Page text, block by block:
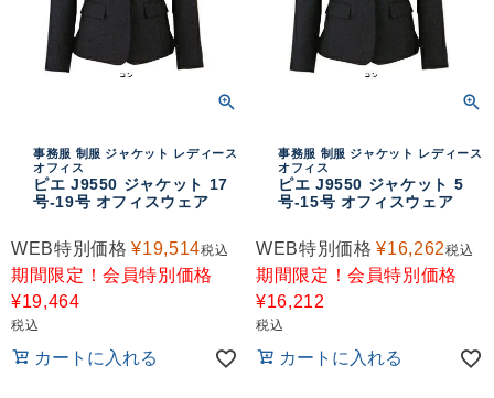
事務服 制服 ジャケット レディース
オフィス
ピエ J9550 ジャケット 17
号-19号 オフィスウェア
WEB特別価格 ¥19,514税込
期間限定！会員特別価格
¥19,464
税込
カートに入れる
事務服 制服 ジャケット レディース
オフィス
ピエ J9550 ジャケット 5
号-15号 オフィスウェア
WEB特別価格 ¥16,262税込
期間限定！会員特別価格
¥16,212
税込
カートに入れる